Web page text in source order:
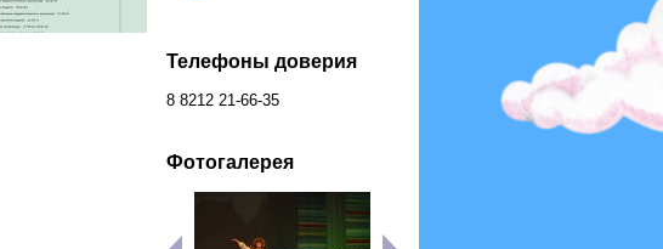
Телефоны доверия
8 8212 21-66-35
Фотогалерея